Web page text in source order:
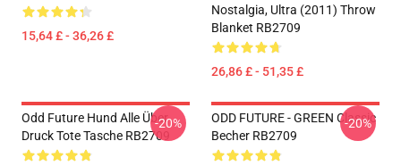
15,64 £ - 36,26 £
Nostalgia, Ultra (2011) Throw
Blanket RB2709
26,86 £ - 51,35 £
Odd Future Hund Alle Über
Druck Tote Tasche RB2709
-20%
ODD FUTURE - GREEN Classic
Becher RB2709
-20%